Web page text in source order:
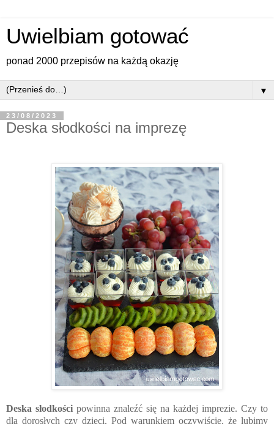
Uwielbiam gotować
ponad 2000 przepisów na każdą okazję
▼
23/08/2023
Deska słodkości na imprezę
Deska słodkości powinna znaleźć się na każdej imprezie. Czy to
dla dorosłych czy dzieci. Pod warunkiem oczywiście, że lubimy